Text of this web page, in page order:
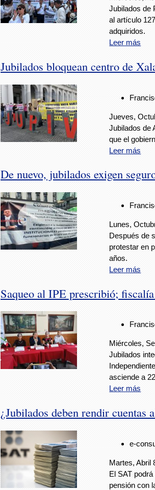
Jubilados de
al artículo
adquiridos.
Leer más
Jubilados bloquean centro de
Jueves,
Jubilados de
que el
Leer más
De nuevo, jubilados exigen
Lunes,
Después de
protestar en
años.
Leer más
Saqueo al IPE prescribió;
Miércoles,
Jubilados
asciende a
Leer más
¿Jubilados deben rendir cuentas
e-
Martes, Abril
El SAT
pensión con